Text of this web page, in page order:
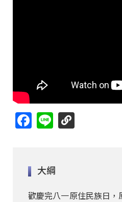
Facebook
Line
大綱
歡慶完八一原住民族日